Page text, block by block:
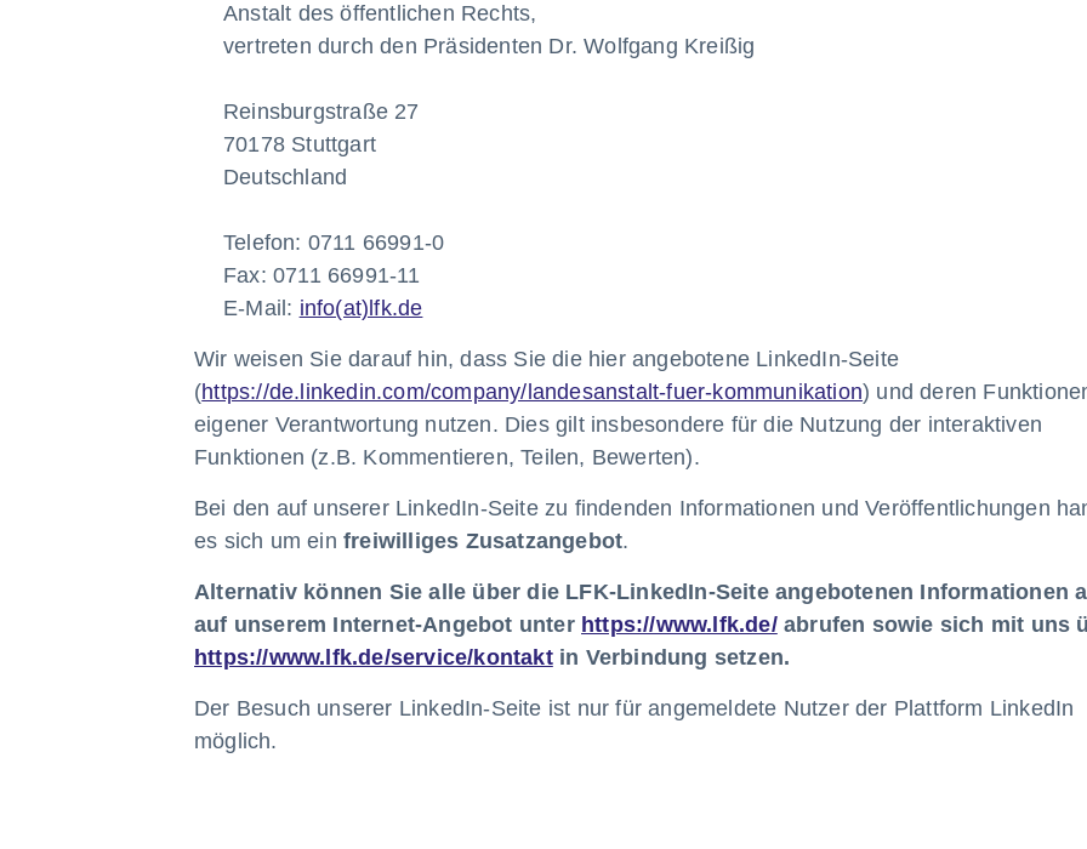
Anstalt des öffentlichen Rechts,
vertreten durch den Präsidenten Dr. Wolfgang Kreißig
Reinsburgstraße 27
70178 Stuttgart
Deutschland
Telefon: 0711 66991-0
Fax: 0711 66991-11
E-Mail: info(at)lfk.de
Wir weisen Sie darauf hin, dass Sie die hier angebotene LinkedIn-Seite
(https://de.linkedin.com/company/landesanstalt-fuer-kommunikation) und deren
eigener Verantwortung nutzen. Dies gilt insbesondere für die Nutzung der interaktiven
Funktionen (z.B. Kommentieren, Teilen, Bewerten).
Bei den auf unserer LinkedIn-Seite zu findenden Informationen und Veröffentlichungen
es sich um ein freiwilliges Zusatzangebot.
Alternativ können Sie alle über die LFK-LinkedIn-Seite angebotenen Informationen
auf unserem Internet-Angebot unter https://www.lfk.de/abrufen sowie sich mit uns
https://www.lfk.de/service/kontaktin Verbindung setzen.
Der Besuch unserer LinkedIn-Seite ist nur für angemeldete Nutzer der Plattform LinkedIn
möglich.